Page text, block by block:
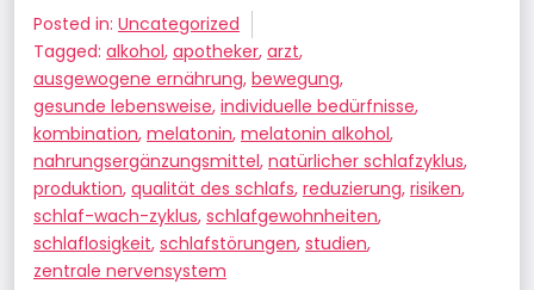
Posted in: Uncategorized
Tagged: alkohol, apotheker, arzt,
ausgewogene ernährung, bewegung,
gesunde lebensweise, individuelle bedürfnisse,
kombination, melatonin, melatonin alkohol,
nahrungsergänzungsmittel, natürlicher schlafzyklus,
produktion, qualität des schlafs, reduzierung, risiken,
schlaf-wach-zyklus, schlafgewohnheiten,
schlaflosigkeit, schlafstörungen, studien,
zentrale nervensystem